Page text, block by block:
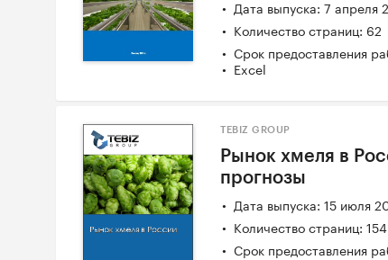
Дата выпуска: 7 апреля
Количество страниц: 62
Срок предоставления
Excel
TEBIZ GROUP
Рынок хмеля в
прогнозы
Дата выпуска: 15 июля
Количество страниц: 154
Срок предоставления